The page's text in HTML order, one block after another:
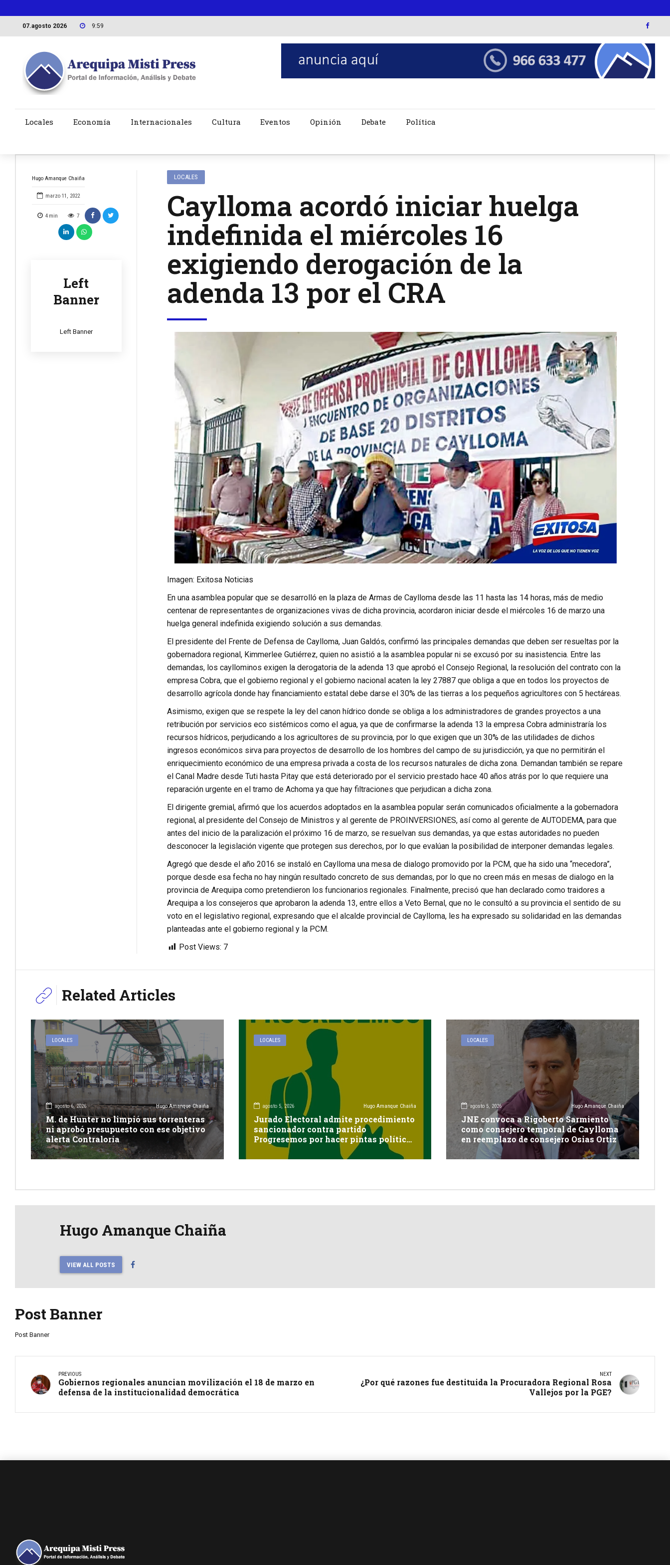
07.agosto 2026 9:59
Locales Economía Internacionales Cultura Eventos Opinión Debate Política
Hugo Amanque Chaiña
marzo 11, 2022
4 min 7
Left
Banner
Left Banner
LOCALES
Caylloma acordó iniciar huelga
indefinida el miércoles 16
exigiendo derogación de la
adenda 13 por el CRA
Imagen: Exitosa Noticias
En una asamblea popular que se desarrolló en la plaza de Armas de Caylloma desde las 11 hasta las 14 horas, más de medio
centenar de representantes de organizaciones vivas de dicha provincia, acordaron iniciar desde el miércoles 16 de marzo una
huelga general indefinida exigiendo solución a sus demandas.
El presidente del Frente de Defensa de Caylloma, Juan Galdós, confirmó las principales demandas que deben ser resueltas por la
gobernadora regional, Kimmerlee Gutiérrez, quien no asistió a la asamblea popular ni se excusó por su inasistencia. Entre las
demandas, los cayllominos exigen la derogatoria de la adenda 13 que aprobó el Consejo Regional, la resolución del contrato con la
empresa Cobra, que el gobierno regional y el gobierno nacional acaten la ley 27887 que obliga a que en todos los proyectos de
desarrollo agrícola donde hay financiamiento estatal debe darse el 30% de las tierras a los pequeños agricultores con 5 hectáreas.
Asimismo, exigen que se respete la ley del canon hídrico donde se obliga a los administradores de grandes proyectos a una
retribución por servicios eco sistémicos como el agua, ya que de confirmarse la adenda 13 la empresa Cobra administraría los
recursos hídricos, perjudicando a los agricultores de su provincia, por lo que exigen que un 30% de las utilidades de dichos
ingresos económicos sirva para proyectos de desarrollo de los hombres del campo de su jurisdicción, ya que no permitirán el
enriquecimiento económico de una empresa privada a costa de los recursos naturales de dicha zona. Demandan también se repare
el Canal Madre desde Tuti hasta Pitay que está deteriorado por el servicio prestado hace 40 años atrás por lo que requiere una
reparación urgente en el tramo de Achoma ya que hay filtraciones que perjudican a dicha zona.
El dirigente gremial, afirmó que los acuerdos adoptados en la asamblea popular serán comunicados oficialmente a la gobernadora
regional, al presidente del Consejo de Ministros y al gerente de PROINVERSIONES, así como al gerente de AUTODEMA, para que
antes del inicio de la paralización el próximo 16 de marzo, se resuelvan sus demandas, ya que estas autoridades no pueden
desconocer la legislación vigente que protegen sus derechos, por lo que evalúan la posibilidad de interponer demandas legales.
Agregó que desde el año 2016 se instaló en Caylloma una mesa de dialogo promovido por la PCM, que ha sido una “mecedora”,
porque desde esa fecha no hay ningún resultado concreto de sus demandas, por lo que no creen más en mesas de dialogo en la
provincia de Arequipa como pretendieron los funcionarios regionales. Finalmente, precisó que han declarado como traidores a
Arequipa a los consejeros que aprobaron la adenda 13, entre ellos a Veto Bernal, que no le consultó a su provincia el sentido de su
voto en el legislativo regional, expresando que el alcalde provincial de Caylloma, les ha expresado su solidaridad en las demandas
planteadas ante el gobierno regional y la PCM.
Post Views: 7
Related Articles
LOCALES
agosto 6, 2026 Hugo Amanque Chaiña
M. de Hunter no limpió sus torrenteras
ni aprobó presupuesto con ese objetivo
alerta Contraloría
LOCALES
agosto 5, 2026 Hugo Amanque Chaiña
Jurado Electoral admite procedimiento
sancionador contra partido
Progresemos por hacer pintas políticas
sin autorización en Cayma
LOCALES
agosto 5, 2026 Hugo Amanque Chaiña
JNE convoca a Rigoberto Sarmiento
como consejero temporal de Caylloma
en reemplazo de consejero Osias Ortiz
Hugo Amanque Chaiña
VIEW ALL POSTS
Post Banner
Post Banner
PREVIOUS
Gobiernos regionales anuncian movilización el 18 de marzo en
defensa de la institucionalidad democrática
NEXT
¿Por qué razones fue destituida la Procuradora Regional Rosa
Vallejos por la PGE?